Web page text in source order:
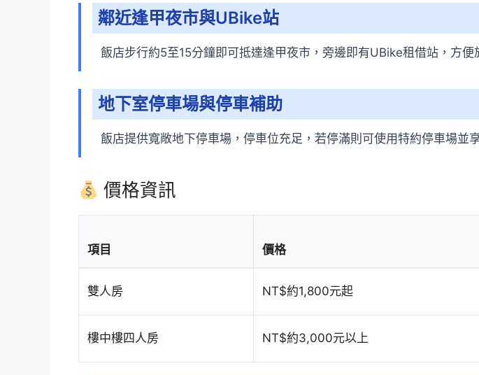
鄰近逢甲夜市與UBike站
飯店步行約5至15分鐘即可抵達逢甲夜市，旁邊即有UBike租借站，方便
地下室停車場與停車補助
飯店提供寬敞地下停車場，停車位充足，若停滿則可使用特約停車場並
價格資訊
項目 價格
雙人房 NT$約1,800元起
樓中樓四人房 NT$約3,000元以上